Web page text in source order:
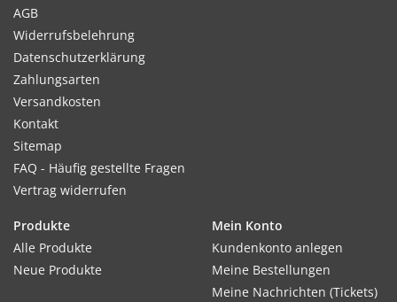
AGB
Widerrufsbelehrung
Datenschutzerklärung
Zahlungsarten
Versandkosten
Kontakt
Sitemap
FAQ - Häufig gestellte Fragen
Vertrag widerrufen
Produkte
Alle Produkte
Neue Produkte
Mein Konto
Kundenkonto anlegen
Meine Bestellungen
Meine Nachrichten (Tickets)